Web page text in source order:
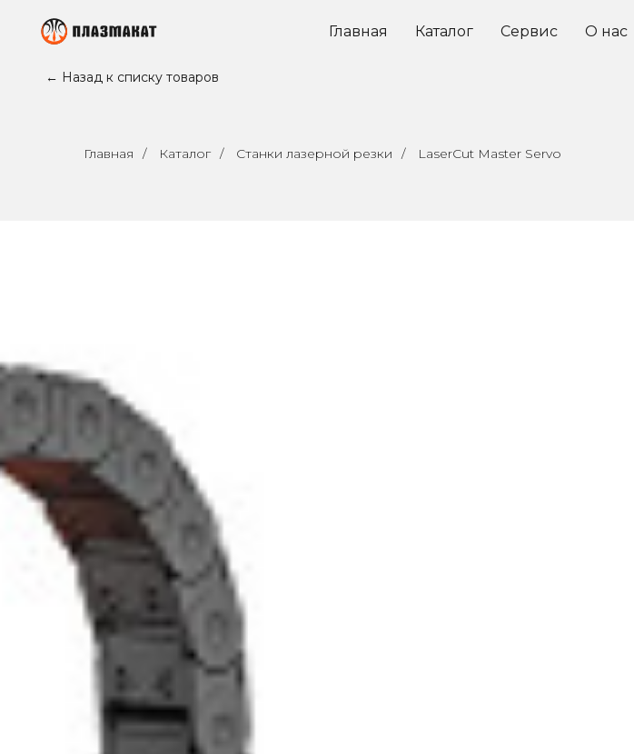
Главная Каталог Сервис О нас
← Назад к списку товаров
Главная / Каталог / Станки лазерной резки / LaserCut Master Servo